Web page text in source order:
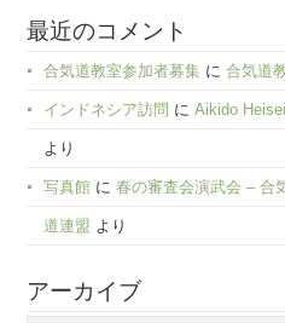
最近のコメント
合気道教室参加者募集 に合気道
インドネシア訪問 にAikido
より
写真館 に春の審査会演武会 – 合
道連盟 より
アーカイブ